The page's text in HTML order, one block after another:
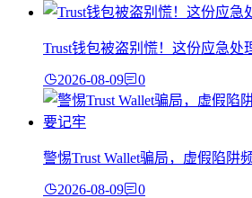
Trust钱包被盗别慌！这份应急处
2026-08-09 0
警惕Trust Wallet骗局，虚假陷阱
2026-08-09 0